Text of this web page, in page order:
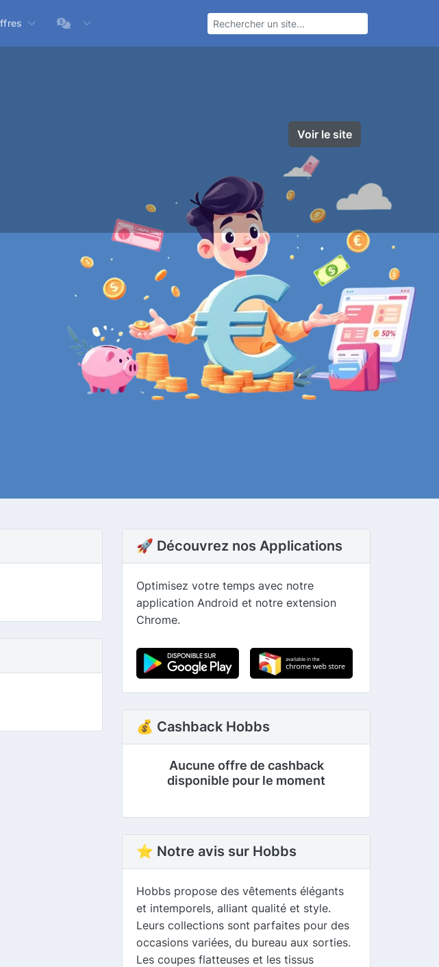
Voir le site
🚀 Découvrez nos Applications
Optimisez votre temps avec notre
application Android et notre extension
Chrome.
💰 Cashback Hobbs
Aucune offre de cashback
disponible pour le moment
⭐ Notre avis sur Hobbs
Hobbs propose des vêtements élégants
et intemporels, alliant qualité et style.
Leurs collections sont parfaites pour des
occasions variées, du bureau aux sorties.
Les coupes flatteuses et les tissus